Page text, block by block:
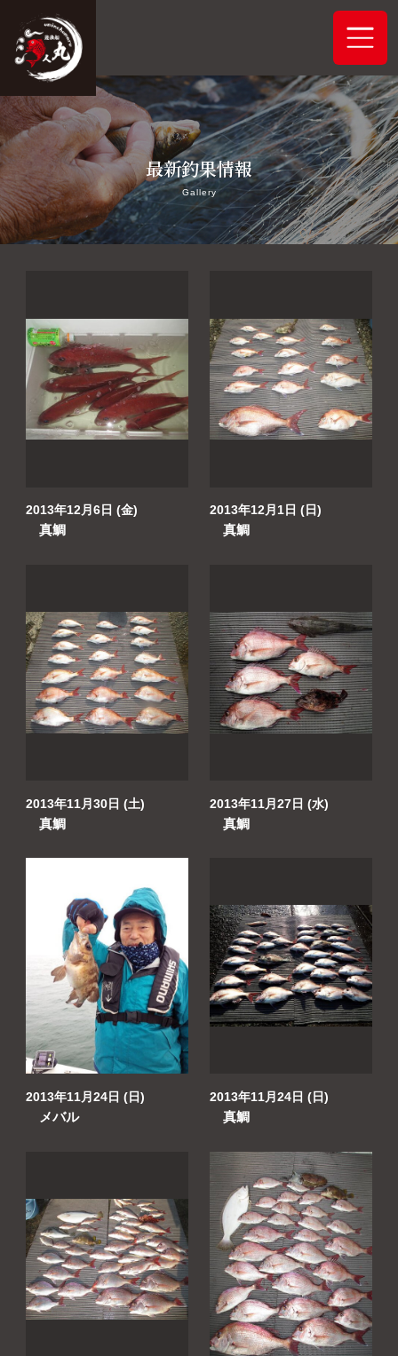
ホーム
システムご案内
最新釣果情報
アクセス
よくあるご質問
最新釣果情報
Gallery
2013年12月6日 (金)
真鯛
2013年12月1日 (日)
真鯛
2013年11月30日 (土)
真鯛
2013年11月27日 (水)
真鯛
2013年11月24日 (日)
メバル
2013年11月24日 (日)
真鯛